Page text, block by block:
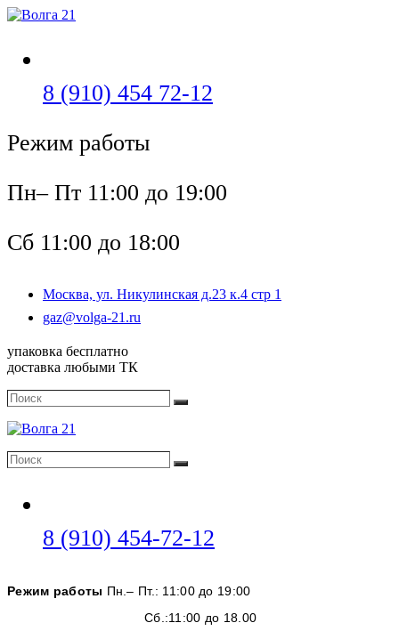
Перейти
8 (910) 454 72-12
Режим работы
Пн– Пт 11:00 до 19:00
Сб 11:00 до 18:00
Москва, ул. Никулинская д.23 к.4 стр 1
gaz@volga-21.ru
упаковка бесплатно
доставка любыми ТК
Поиск
Поиск
Поиск
Поиск
8 (910) 454-72-12
вашем
приложении
Режим работы Пн.– Пт.: 11:00 до 19:00
Сб.:11:00 до 18.00